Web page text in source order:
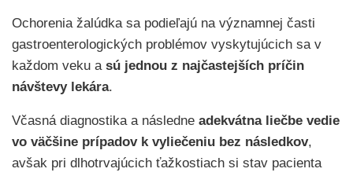
Ochorenia žalúdka sa podieľajú na významnej časti
gastroenterologických problémov vyskytujúcich sa v
každom veku a sú jednou z najčastejších príčin
návštevy lekára.
Včasná diagnostika a následne adekvátna liečbe vedie
vo väčšine prípadov k vyliečeniu bez následkov,
avšak pri dlhotrvajúcich ťažkostiach si stav pacienta